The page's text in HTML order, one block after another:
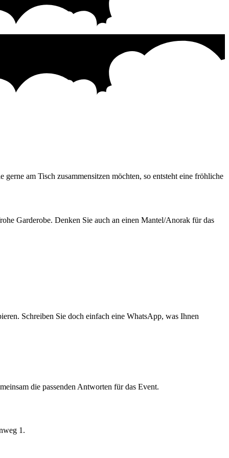
am Tisch zusammensitzen möchten, so entsteht eine fröhliche
Garderobe. Denken Sie auch an einen Mantel/Anorak für das
Schreiben Sie doch einfach eine WhatsApp, was Ihnen
die passenden Antworten für das Event.
1.